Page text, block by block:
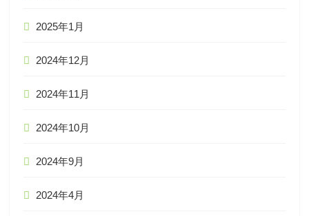
2025年1月
2024年12月
2024年11月
2024年10月
2024年9月
2024年4月